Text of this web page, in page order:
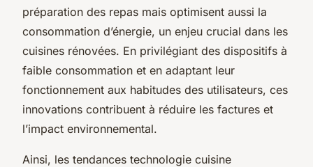
préparation des repas mais optimisent aussi la
consommation d’énergie, un enjeu crucial dans les
cuisines rénovées. En privilégiant des dispositifs à
faible consommation et en adaptant leur
fonctionnement aux habitudes des utilisateurs, ces
innovations contribuent à réduire les factures et
l’impact environnemental.
Ainsi, les tendances technologie cuisine